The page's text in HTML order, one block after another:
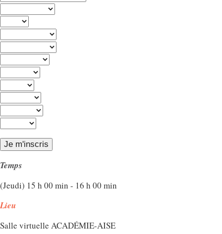
Temps
(Jeudi) 15 h 00 min - 16 h 00 min
Lieu
Salle virtuelle ACADÉMIE-AISE